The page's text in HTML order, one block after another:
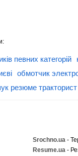
певних категорій
обмотчик
резюме тракторист
Srochno.ua -
Resume.ua -